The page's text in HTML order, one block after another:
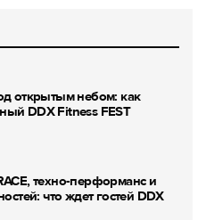
открытым небом: как
DDX Fitness FEST
техно-перформанс и
что ждет гостей DDX